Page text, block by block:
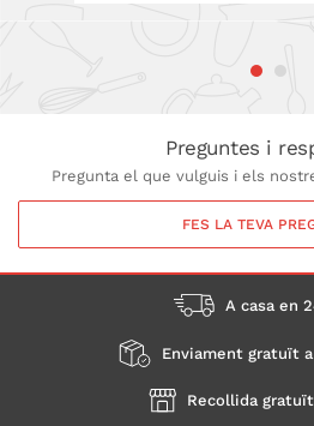
Preguntes i
Pregunta el que vulguis i els
FES LA TEVA
A casa en
Enviament gratuït
Recollida